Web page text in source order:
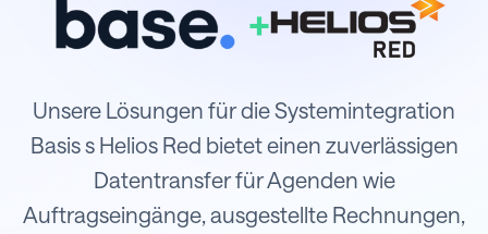
+
Integration von Base mit Helios Red
Unsere Lösungen für die Systemintegration
Basis s Helios Red bietet einen zuverlässigen
Datentransfer für Agenden wie
Auftragseingänge, ausgestellte Rechnungen,